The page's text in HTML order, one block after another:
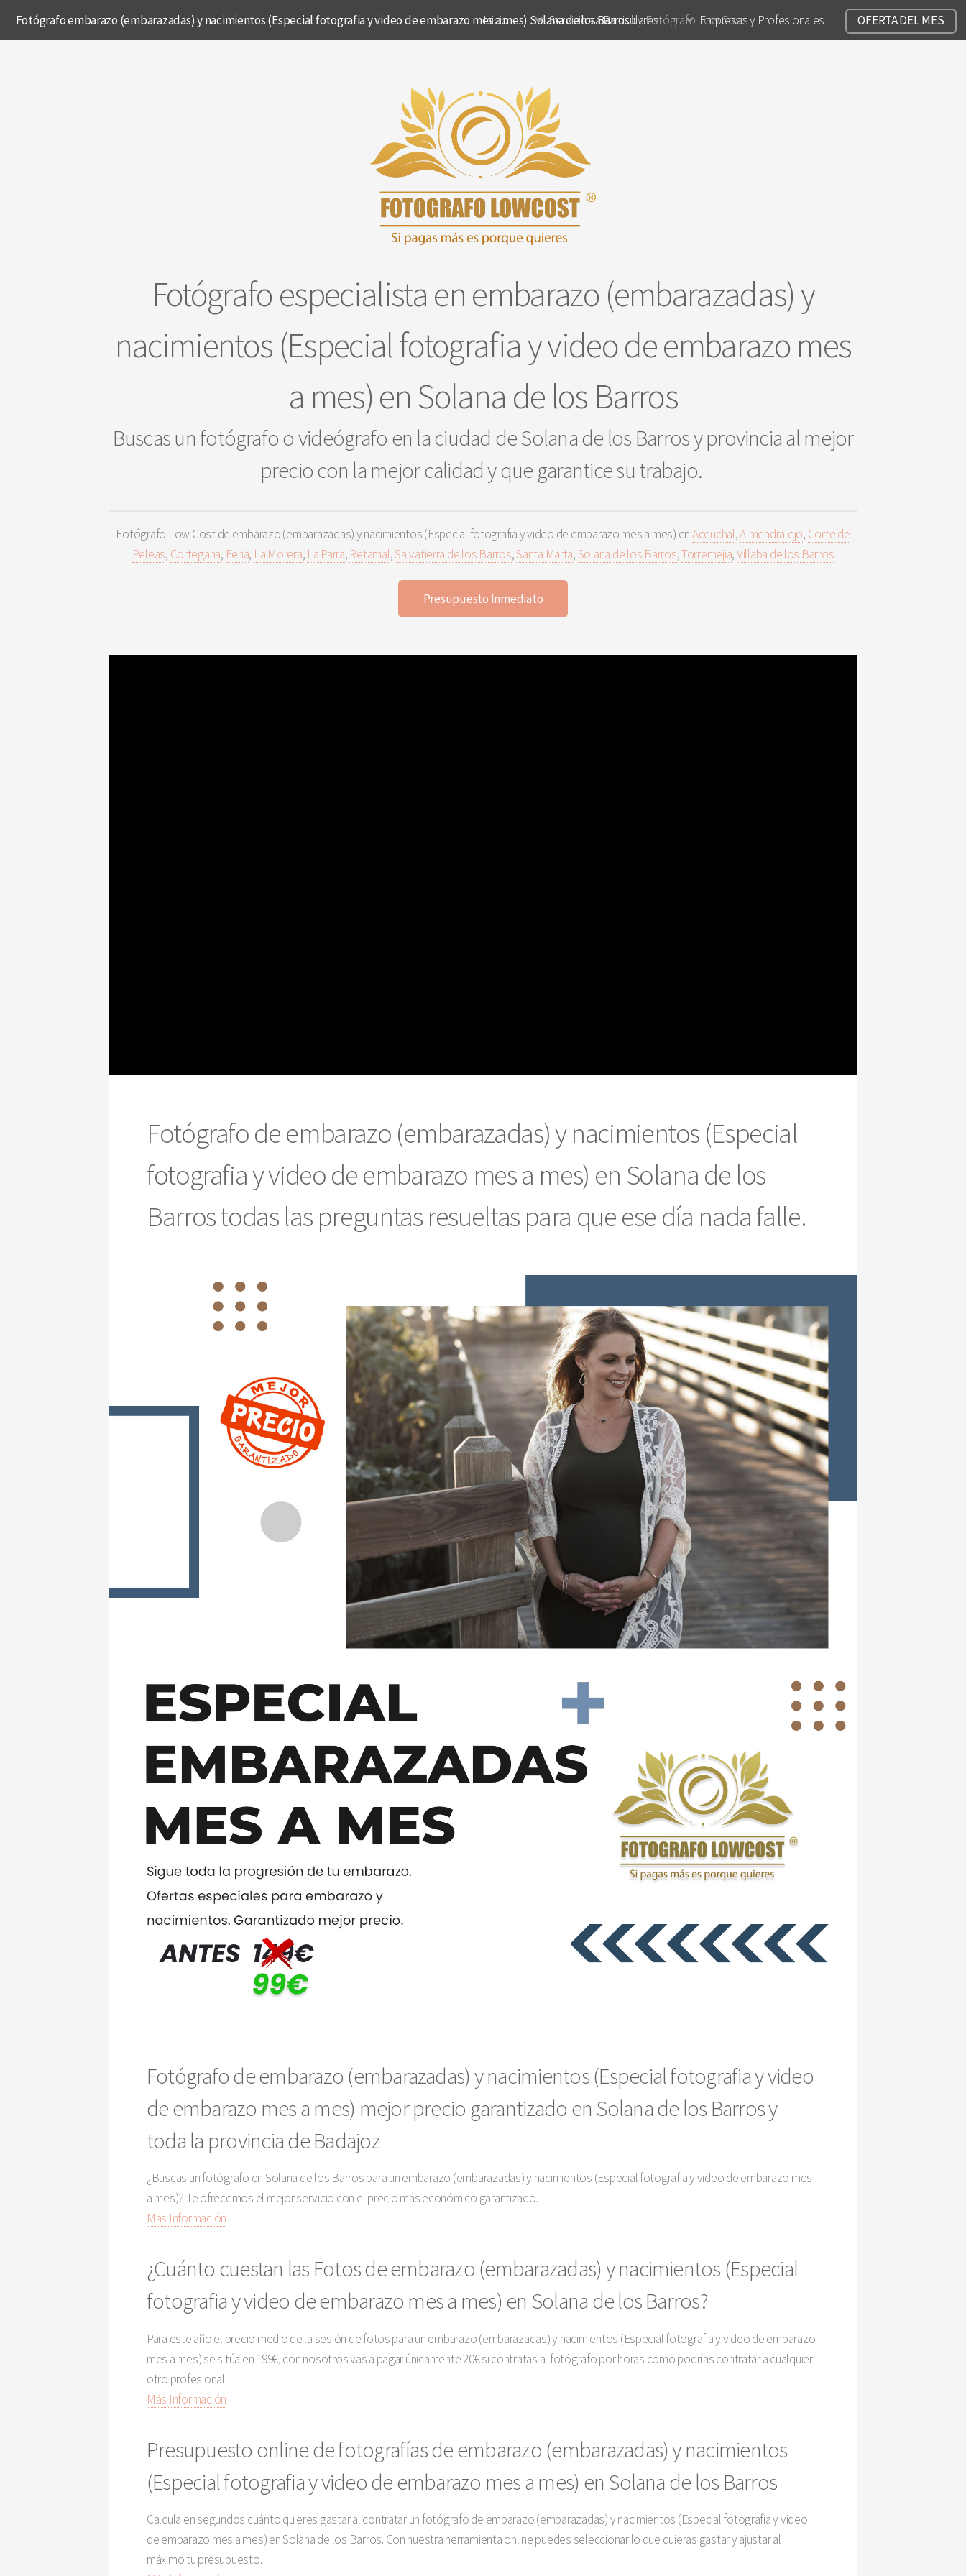
Fotógrafo embarazo (embarazadas) y nacimientos (Especial fotografia y video de embarazo mes a mes) Solana de los Barrosby Fotógrafo Low Cost
Inicio Servicios a Particulares Empresas y Profesionales OFERTA DEL MES
Fotógrafo especialista en embarazo (embarazadas) y
nacimientos (Especial fotografia y video de embarazo mes
a mes) en Solana de los Barros
Buscas un fotógrafo o videógrafo en la ciudad de Solana de los Barros y provincia al mejor
precio con la mejor calidad y que garantice su trabajo.
Fotógrafo Low Cost de embarazo (embarazadas) y nacimientos (Especial fotografia y video de embarazo mes a mes) enAceuchal,Almendralejo, Corte de
Peleas, Cortegana, Feria, La Morera, La Parra, Retamal,Salvatierra de los Barros,Santa Marta,Solana de los Barros,Torremejia,Villaba de los Barros
Presupuesto Inmediato
Fotógrafo de embarazo (embarazadas) y nacimientos (Especial
fotografia y video de embarazo mes a mes) en Solana de los
Barros todas las preguntas resueltas para que ese día nada falle.
Fotógrafo de embarazo (embarazadas) y nacimientos (Especial fotografia y video
de embarazo mes a mes) mejor precio garantizado en Solana de los Barros y
toda la provincia de Badajoz
¿Buscas un fotógrafo en Solana de los Barros para un embarazo (embarazadas) y nacimientos (Especial fotografia y video de embarazo mes
a mes)? Te ofrecemos el mejor servicio con el precio más económico garantizado.
Más Información
¿Cuánto cuestan las Fotos de embarazo (embarazadas) y nacimientos (Especial
fotografia y video de embarazo mes a mes) en Solana de los Barros?
Para este año el precio medio de la sesión de fotos para un embarazo (embarazadas) y nacimientos (Especial fotografia y video de embarazo
mes a mes) se sitúa en 199€, con nosotros vas a pagar únicamente 20€ si contratas al fotógrafo por horas como podrías contratar a cualquier
otro profesional.
Más Información
Presupuesto online de fotografías de embarazo (embarazadas) y nacimientos
(Especial fotografia y video de embarazo mes a mes) en Solana de los Barros
Calcula en segundos cuánto quieres gastar al contratar un fotógrafo de embarazo (embarazadas) y nacimientos (Especial fotografia y video
de embarazo mes a mes) en Solana de los Barros. Con nuestra herramienta online puedes seleccionar lo que quieras gastar y ajustar al
máximo tu presupuesto.